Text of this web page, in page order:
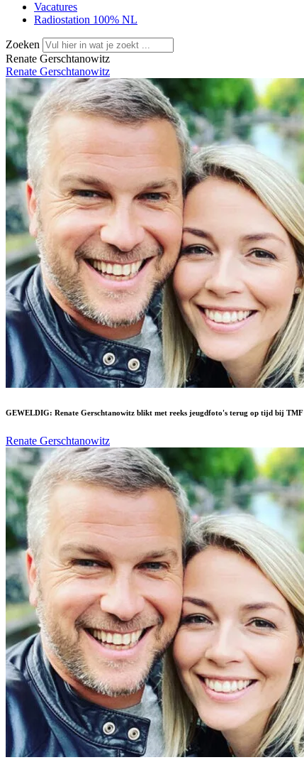
Vacatures
Radiostation 100% NL
Zoeken
Renate Gerschtanowitz
Renate Gerschtanowitz
GEWELDIG: Renate Gerschtanowitz blikt met reeks jeugdfoto's terug op tijd bij TMF
Renate Gerschtanowitz